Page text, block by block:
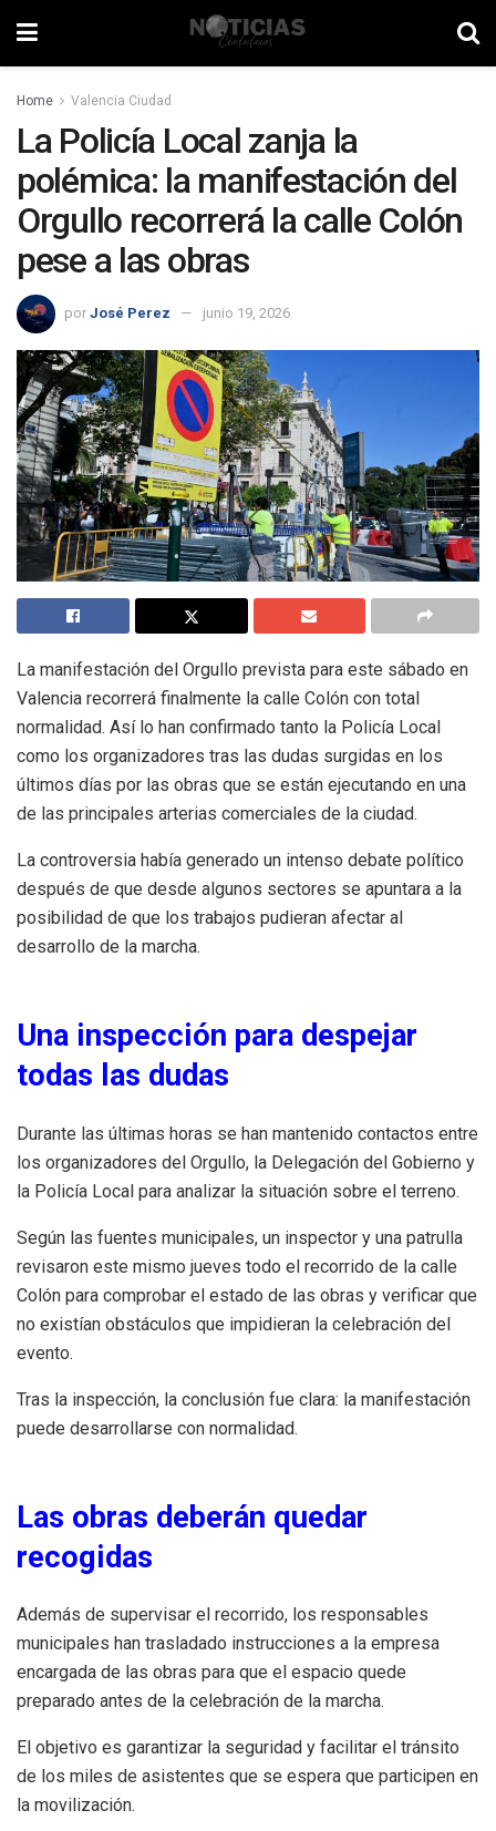
Home Valencia Ciudad
La Policía Local zanja la
polémica: la manifestación del
Orgullo recorrerá la calle Colón
pese a las obras
por José Perez junio 19, 2026
La manifestación del Orgullo prevista para este sábado en
Valencia recorrerá finalmente la calle Colón con total
normalidad. Así lo han confirmado tanto la Policía Local
como los organizadores tras las dudas surgidas en los
últimos días por las obras que se están ejecutando en una
de las principales arterias comerciales de la ciudad.
La controversia había generado un intenso debate político
después de que desde algunos sectores se apuntara a la
posibilidad de que los trabajos pudieran afectar al
desarrollo de la marcha.
Una inspección para despejar
todas las dudas
Durante las últimas horas se han mantenido contactos entre
los organizadores del Orgullo, la Delegación del Gobierno y
la Policía Local para analizar la situación sobre el terreno.
Según las fuentes municipales, un inspector y una patrulla
revisaron este mismo jueves todo el recorrido de la calle
Colón para comprobar el estado de las obras y verificar que
no existían obstáculos que impidieran la celebración del
evento.
Tras la inspección, la conclusión fue clara: la manifestación
puede desarrollarse con normalidad.
Las obras deberán quedar
recogidas
Además de supervisar el recorrido, los responsables
municipales han trasladado instrucciones a la empresa
encargada de las obras para que el espacio quede
preparado antes de la celebración de la marcha.
El objetivo es garantizar la seguridad y facilitar el tránsito
de los miles de asistentes que se espera que participen en
la movilización.